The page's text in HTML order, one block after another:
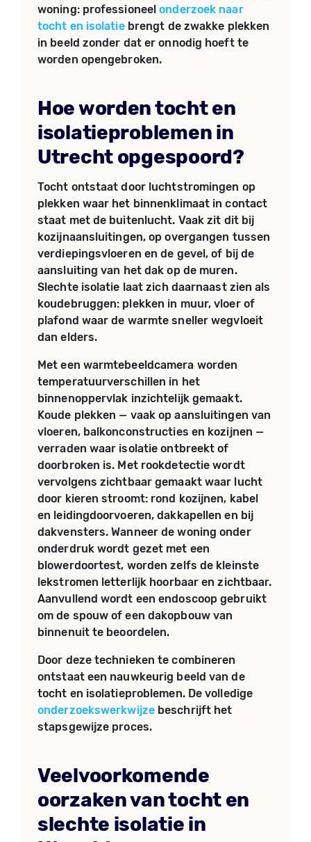
woning: professioneelonderzoek naar
tocht en isolatiebrengt de zwakke plekken
in beeld zonder dat er onnodig hoeft te
worden opengebroken.
Hoe worden tocht en
isolatieproblemen in
Utrecht opgespoord?
Tocht ontstaat door luchtstromingen op
plekken waar het binnenklimaat in contact
staat met de buitenlucht. Vaak zit dit bij
kozijnaansluitingen, op overgangen tussen
verdiepingsvloeren en de gevel, of bij de
aansluiting van het dak op de muren.
Slechte isolatie laat zich daarnaast zien als
koudebruggen: plekken in muur, vloer of
plafond waar de warmte sneller wegvloeit
dan elders.
Met een warmtebeeldcamera worden
temperatuurverschillen in het
binnenoppervlak inzichtelijk gemaakt.
Koude plekken — vaak op aansluitingen van
vloeren, balkonconstructies en kozijnen —
verraden waar isolatie ontbreekt of
doorbroken is. Met rookdetectie wordt
vervolgens zichtbaar gemaakt waar lucht
door kieren stroomt: rond kozijnen, kabel
en leidingdoorvoeren, dakkapellen en bij
dakvensters. Wanneer de woning onder
onderdruk wordt gezet met een
blowerdoortest, worden zelfs de kleinste
lekstromen letterlijk hoorbaar en zichtbaar.
Aanvullend wordt een endoscoop gebruikt
om de spouw of een dakopbouw van
binnenuit te beoordelen.
Door deze technieken te combineren
ontstaat een nauwkeurig beeld van de
tocht en isolatieproblemen. De volledige
onderzoekswerkwijzebeschrijft het
stapsgewijze proces.
Veelvoorkomende
oorzaken van tocht en
slechte isolatie in